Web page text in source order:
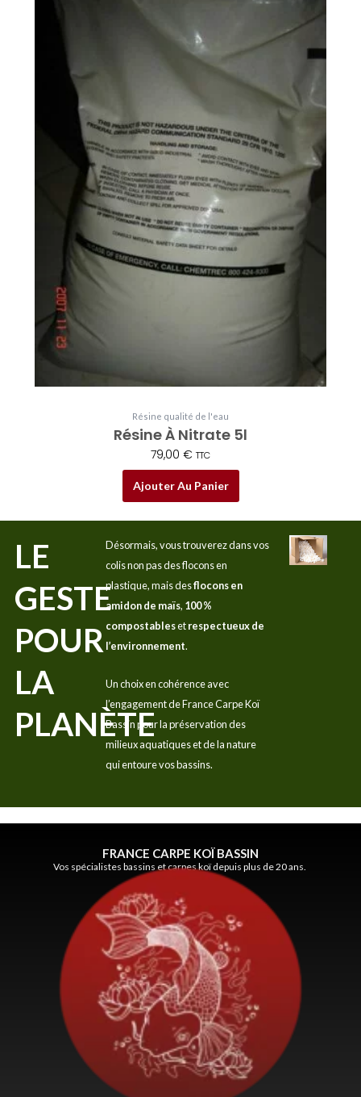
Résine qualité de l'eau
Résine À Nitrate 5l
79,00 € TTC
Ajouter Au Panier
LE
GESTE
POUR
LA
PLANÈTE
Désormais, vous trouverez dans vos
colis non pas des flocons en
plastique, mais desflocons en
amidon de maïs, 100 %
compostablesetrespectueux de
l’environnement.
Un choix en cohérence avec
l’engagement de France Carpe Koï
Bassin pour la préservation des
milieux aquatiques et de la nature
qui entoure vos bassins.
FRANCE CARPE KOÏ BASSIN
Vos spécialistes bassins et carpes koï depuis plus de 20 ans.